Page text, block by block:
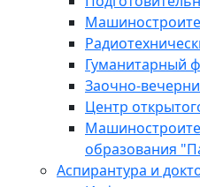
Гуманитарный
Заочно-
Центр
образования
Аспирантура и